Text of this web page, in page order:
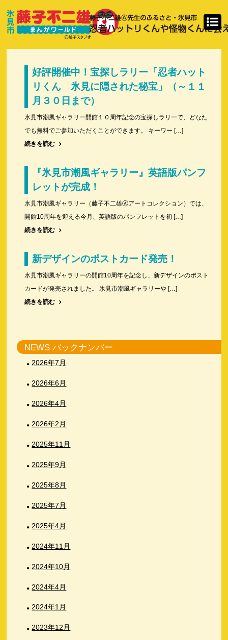
好評開催中！宝探しラリー「忍者ハット
リくん 氷見に隠された秘宝」（～１１
月３０日まで）
氷見市潮風ギャラリー開館１０周年記念の宝探しラリーで、どなた
でも無料でご参加いただくことができます。 キーワー […]
続きを読む
『氷見市潮風ギャラリー』英語版パンフ
レットが完成！
氷見市潮風ギャラリー（藤子不二雄Ⓐアートコレクション）では、
開館10周年を迎える今月、英語版のパンフレットを初 […]
続きを読む
新デザインのポストカード発売！
氷見市潮風ギャラリーの開館10周年を記念し、新デザインのポスト
カードが発売されました。 氷見市潮風ギャラリーや […]
続きを読む
NEWS バックナンバー
2026年7月
2026年6月
2026年4月
2026年2月
2025年11月
2025年9月
2025年8月
2025年7月
2025年4月
2024年11月
2024年10月
2024年4月
2024年1月
2023年12月